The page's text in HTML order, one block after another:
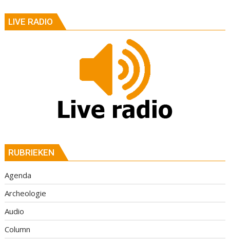
LIVE RADIO
RUBRIEKEN
Agenda
Archeologie
Audio
Column